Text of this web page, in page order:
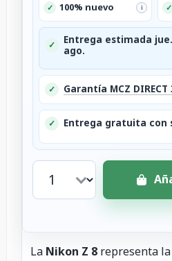
✓ 100% nuevo i ✓
✓
Entrega estimada
ago.
✓ Garantía MCZ DIRECT
✓ Entrega gratuita con
La Nikon Z 8 representa